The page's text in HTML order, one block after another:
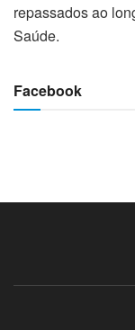
repassados ao
Saúde.
Facebook